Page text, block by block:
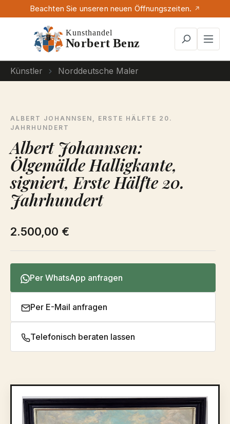
Zum Hauptinhalt springen
Beachten Sie unseren neuen Öffnungszeiten.
Künstler Norddeutsche Maler
ALBERT JOHANNSEN, ERSTE HÄLFTE 20.
JAHRHUNDERT
Albert Johannsen:
Ölgemälde Halligkante,
signiert, Erste Hälfte 20.
Jahrhundert
2.500,00 €
Per WhatsApp anfragen
Per E-Mail anfragen
Telefonisch beraten lassen
Bildergalerie überspringen